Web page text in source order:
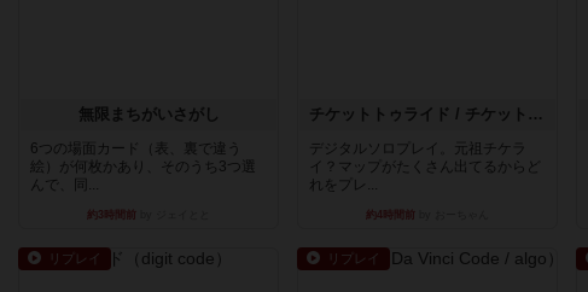
無限まちがいさがし
6つの場面カード（表、裏で違う
絵）が何枚かあり、そのうち3つ選
んで、同...
約3時間前
チケットトゥライド / チケットトゥライドアメリカ
デジタルソロプレイ。元祖チケラ
イ？マップがたくさん出てるからど
れをプレ...
約4時間前
リプレイ リプレイ